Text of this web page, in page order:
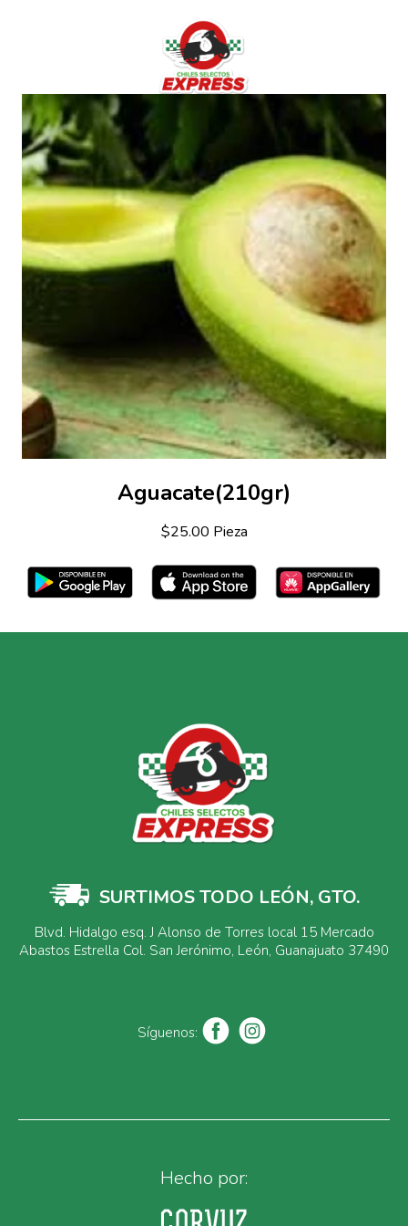
Aguacate(210gr)
$25.00 Pieza
SURTIMOS TODO LEÓN, GTO.
Blvd. Hidalgo esq. J Alonso de Torres local 15 Mercado
Abastos Estrella Col. San Jerónimo, León, Guanajuato 37490
Síguenos:
Hecho por: